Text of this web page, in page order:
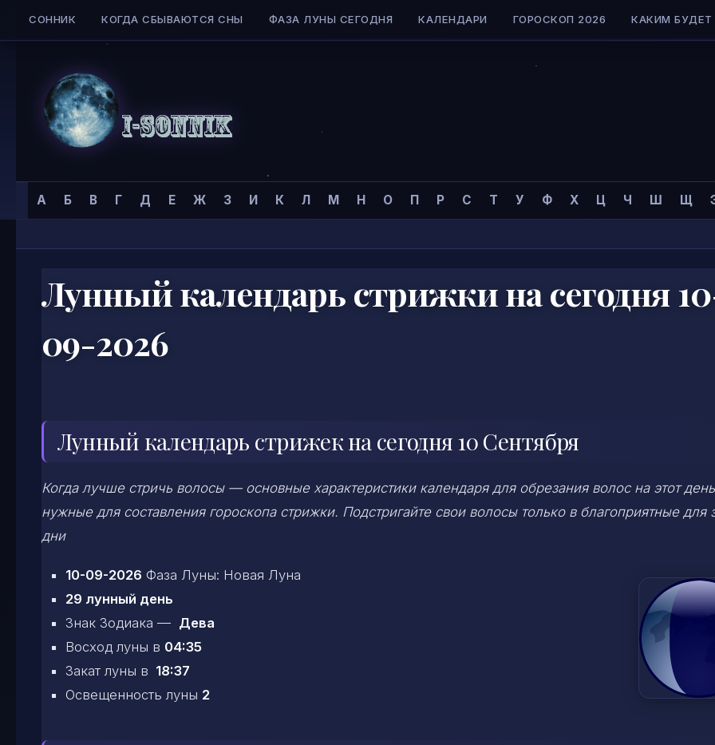
Skip to content
СОННИК КОГДА СБЫВАЮТСЯ СНЫ ФАЗА ЛУНЫ СЕГОДНЯ КАЛЕНДАРИ ГОРОСКОП 2026 КАКИМ БУДЕТ
Сонник
I-
А Б В Г Д Е Ж З И К Л М Н О П Р С Т У Ф Х Ц Ч Ш Щ
Главная страница
Лунный календарь стрижки на сегодня
09-2026
Лунный календарь стрижек на сегодня 10 Сентября
Когда лучше стричь волосы — основные характеристики календаря для обрезания волос на этот
нужные для составления гороскопа стрижки. Подстригайте свои волосы только в благоприятные для
дни
10-09-2026 Фаза Луны: Новая Луна
29 лунный день
Знак Зодиака — Дева
Восход луны в 04:35
Закат луны в 18:37
Освещенность луны 2